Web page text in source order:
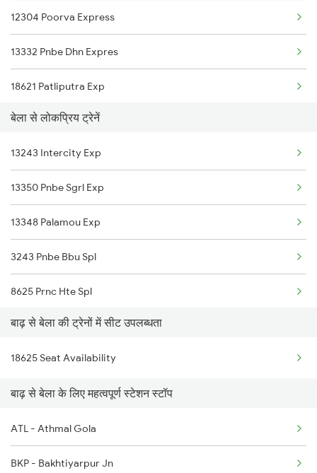
Barh to Saharsa Trains
12304 Poorva Express
13332 Pnbe Dhn Expres
18621 Patliputra Exp
13288 South Bihar Exp
12352 Rjpb Hwh Exp
बेला से लोकप्रिय ट्रेनें
13243 Intercity Exp
13350 Pnbe Sgrl Exp
13348 Palamou Exp
3243 Pnbe Bbu Spl
8625 Prnc Hte Spl
8626 Hte Prnc Spl
14224 Budhpurnima Exp
18625 Prnc Hte Expres
13244 Intercity Exp
13347 Palamou Express
बाढ़ से बेला की ट्रेनों में सीट उपलब्धता
18625 Seat Availability
बाढ़ से बेला के लिए महत्वपूर्ण स्टेशन स्टॉप
ATL - Athmal Gola
BKP - Bakhtiyarpur Jn